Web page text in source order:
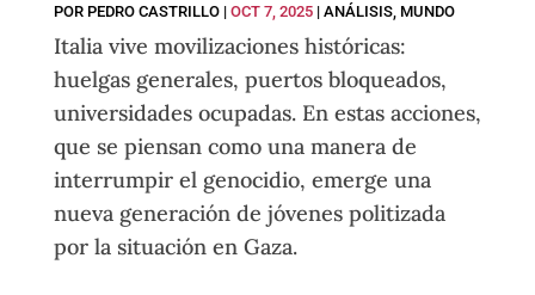
POR PEDRO CASTRILLO| OCT 7, 2025| ANÁLISIS, MUNDO
Italia vive movilizaciones históricas:
huelgas generales, puertos bloqueados,
universidades ocupadas. En estas acciones,
que se piensan como una manera de
interrumpir el genocidio, emerge una
nueva generación de jóvenes politizada
por la situación en Gaza.